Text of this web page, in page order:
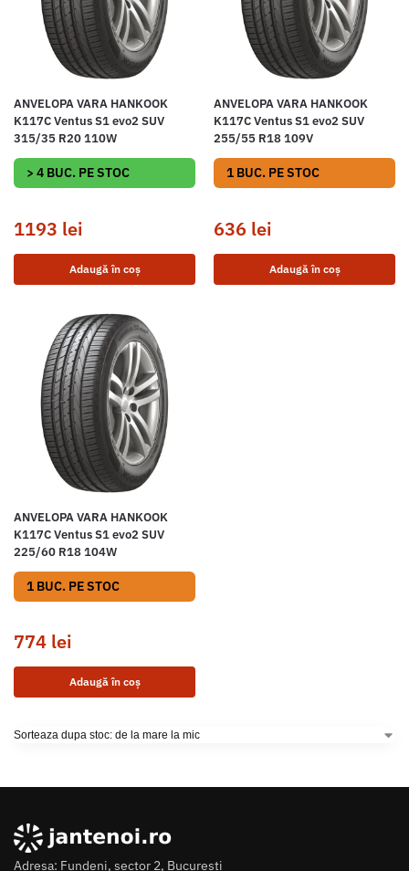
ANVELOPA VARA HANKOOK
K117C Ventus S1 evo2 SUV
315/35 R20 110W
> 4 BUC. PE STOC
1193 lei
Adaugă în coș
ANVELOPA VARA HANKOOK
K117C Ventus S1 evo2 SUV
255/55 R18 109V
1 BUC. PE STOC
636 lei
Adaugă în coș
ANVELOPA VARA HANKOOK
K117C Ventus S1 evo2 SUV
225/60 R18 104W
1 BUC. PE STOC
774 lei
Adaugă în coș
Adresa: Fundeni, sector 2, Bucuresti